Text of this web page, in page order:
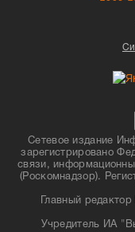
Сетевое издание
зарегистрировано
связи,
(Роскомнадзор).
Главный
Учредитель ИА